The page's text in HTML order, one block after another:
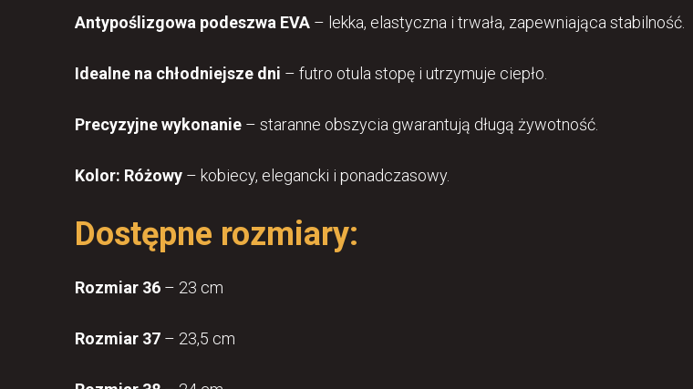
Antypoślizgowa podeszwa EVA – lekka, elastyczna i trwała, zapewniająca stabilność.
Idealne na chłodniejsze dni – futro otula stopę i utrzymuje ciepło.
Precyzyjne wykonanie – staranne obszycia gwarantują długą żywotność.
Kolor: Różowy – kobiecy, elegancki i ponadczasowy.
Dostępne rozmiary:
Rozmiar 36 – 23 cm
Rozmiar 37 – 23,5 cm